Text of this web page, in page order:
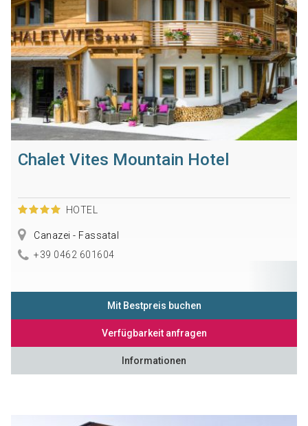
Chalet Vites Mountain Hotel
HOTEL
Canazei - Fassatal
+39 0462 601604
Mit Bestpreis buchen
Verfügbarkeit anfragen
Informationen